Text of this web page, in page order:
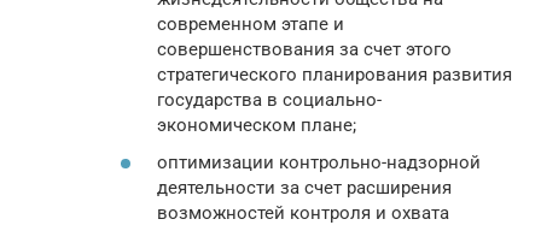
современном этапе и
совершенствования за счет этого
стратегического планирования развития
государства в социально-
экономическом плане;
оптимизации контрольно-надзорной
деятельности за счет расширения
возможностей контроля и охвата